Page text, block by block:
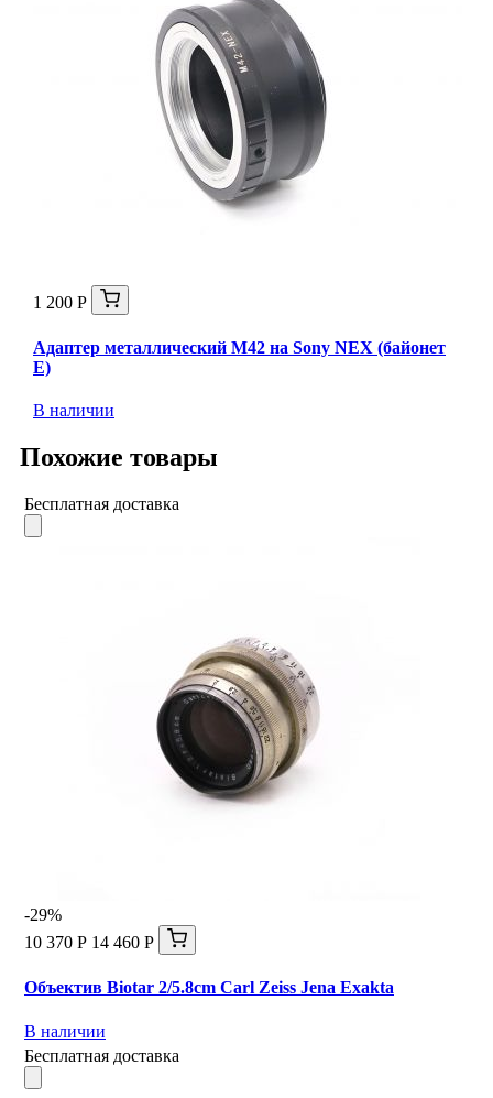
1 200 Р
Адаптер металлический M42 на Sony NEX (байонет
E)
В наличии
Похожие товары
Бесплатная доставка
-29%
10 370 Р 14 460 Р
Объектив Biotar 2/5.8cm Carl Zeiss Jena Exakta
В наличии
Бесплатная доставка